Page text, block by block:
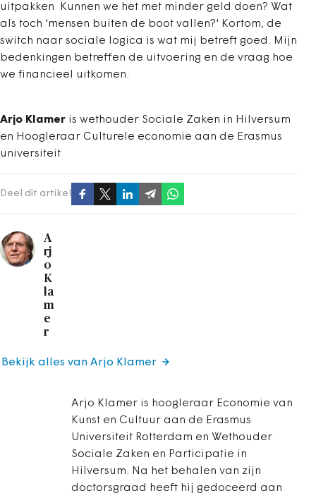
uitpakken Kunnen we het met minder geld doen? Wat
als toch 'mensen buiten de boot vallen?' Kortom, de
switch naar sociale logica is wat mij betreft goed. Mijn
bedenkingen betreffen de uitvoering en de vraag hoe
we financieel uitkomen.
Arjo Klamer is wethouder Sociale Zaken in Hilversum
en Hoogleraar Culturele economie aan de Erasmus
universiteit
Deel dit artikel
A
rj
o
K
la
m
e
r
Arjo Klamer is hoogleraar Economie van
Kunst en Cultuur aan de Erasmus
Universiteit Rotterdam en Wethouder
Sociale Zaken en Participatie in
Hilversum. Na het behalen van zijn
doctorsgraad heeft hij gedoceerd aan
Bekijk alles van Arjo Klamer